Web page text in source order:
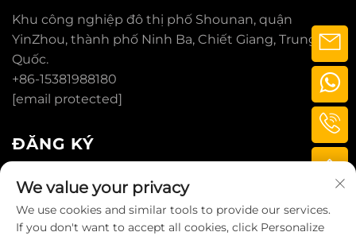
Khu công nghiệp đô thị phố Shounan, quận
YinZhou, thành phố Ninh Ba, Chiết Giang, Trung
Quốc.
+86-15381988180
[email protected]
ĐĂNG KÝ
We value your privacy
We use cookies and similar tools to provide our services.
If you don't want to accept all cookies, click Personalize